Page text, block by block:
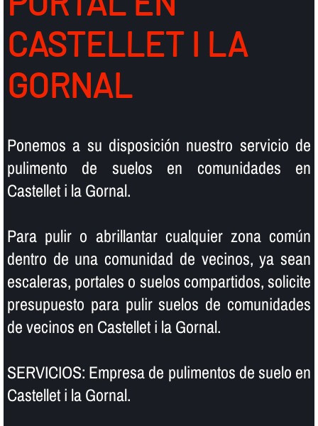
CASTELLET I LA
GORNAL
Ponemos a su disposición nuestro servicio de
pulimento de suelos en comunidades en
Castellet i la Gornal.
Para pulir o abrillantar cualquier zona común
dentro de una comunidad de vecinos, ya sean
escaleras, portales o suelos compartidos, solicite
presupuesto para pulir suelos de comunidades
de vecinos en Castellet i la Gornal.
SERVICIOS: Empresa de pulimentos de suelo en
Castellet i la Gornal.